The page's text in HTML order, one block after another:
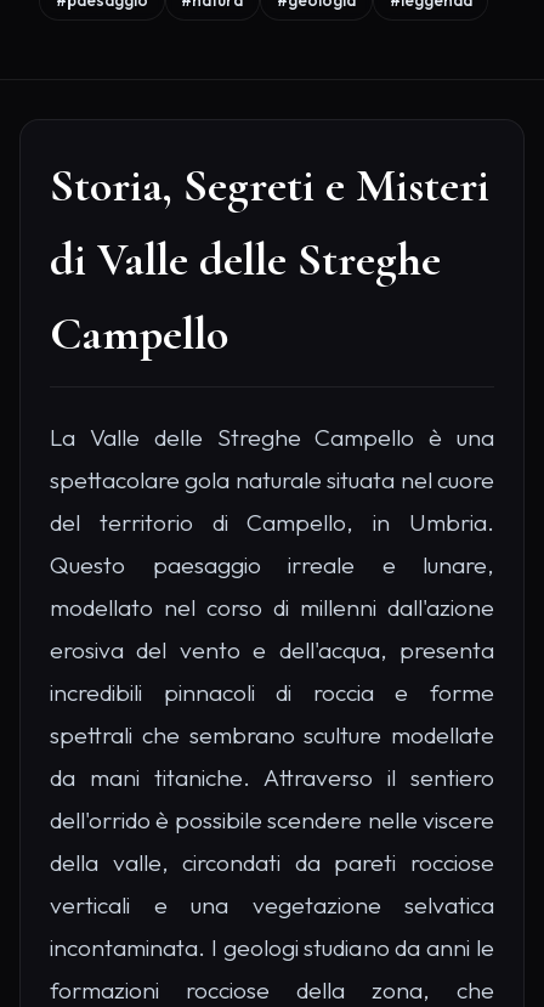
Storia, Segreti e Misteri
di Valle delle Streghe
Campello
La Valle delle Streghe Campello è una
spettacolare gola naturale situata nel cuore
del territorio di Campello, in Umbria.
Questo paesaggio irreale e lunare,
modellato nel corso di millenni dall'azione
erosiva del vento e dell'acqua, presenta
incredibili pinnacoli di roccia e forme
spettrali che sembrano sculture modellate
da mani titaniche. Attraverso il sentiero
dell'orrido è possibile scendere nelle viscere
della valle, circondati da pareti rocciose
verticali e una vegetazione selvatica
incontaminata. I geologi studiano da anni le
formazioni rocciose della zona, che